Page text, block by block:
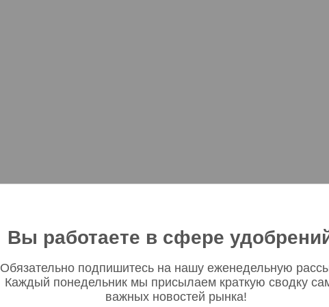
Вы работаете в сфере
Обязательно подпишитесь на нашу еженедельную
Каждый понедельник мы присылаем краткую сводку
важных новостей рынка!